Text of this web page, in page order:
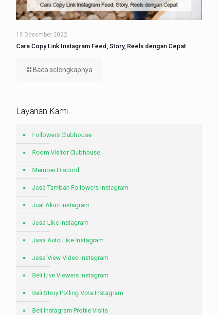
19 December 2022
Cara Copy Link Instagram Feed, Story, Reels dengan Cepat
Baca selengkapnya
Layanan Kami
Followers Clubhouse
Room Visitor Clubhouse
Member Discord
Jasa Tambah Followers Instagram
Jual Akun Instagram
Jasa Like Instagram
Jasa Auto Like Instagram
Jasa View Video Instagram
Beli Live Viewers Instagram
Beli Story Polling Vote Instagram
Beli Instagram Profile Visits